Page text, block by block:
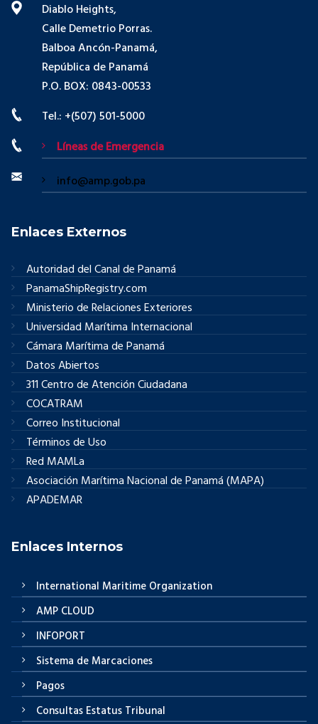
Diablo Heights,
Calle Demetrio Porras.
Balboa Ancón-Panamá,
República de Panamá
P.O. BOX: 0843-00533
Tel.: +(507) 501-5000
Líneas de Emergencia
info@amp.gob.pa
Enlaces Externos
Autoridad del Canal de Panamá
PanamaShipRegistry.com
Ministerio de Relaciones Exteriores
Universidad Marítima Internacional
Cámara Marítima de Panamá
Datos Abiertos
311 Centro de Atención Ciudadana
COCATRAM
Correo Institucional
Términos de Uso
Red MAMLa
Asociación Marítima Nacional de Panamá (MAPA)
APADEMAR
Enlaces Internos
International Maritime Organization
AMP CLOUD
INFOPORT
Sistema de Marcaciones
Pagos
Consultas Estatus Tribunal